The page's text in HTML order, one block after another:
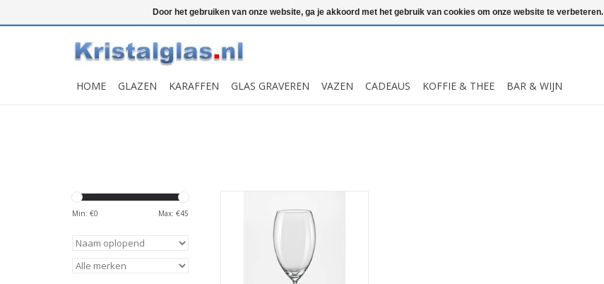
Snelle levering Graveren
HOME GLAZEN KARAFFEN GLAS GRAVEREN VAZEN CADEAUS KOFFIE & THEE BAR & WIJN
Min: €0 Max: €45
champagneglazen met een
Inhoud van 450ml
MEER INFO
Door het gebruiken van onze website, ga je akkoord met het gebruik van cookies om onze website te verbeteren.